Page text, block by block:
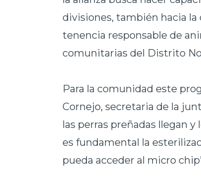
divisiones, también hacia
tenencia responsable de
comunitarias del Distrito
Para la comunidad este
Cornejo, secretaria de la
las perras preñadas llegan
es fundamental la
pueda acceder al micro